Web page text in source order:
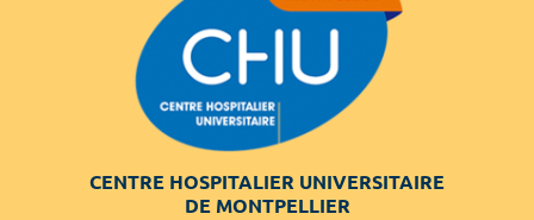
CENTRE HOSPITALIER UNIVERSITAIRE
DE MONTPELLIER